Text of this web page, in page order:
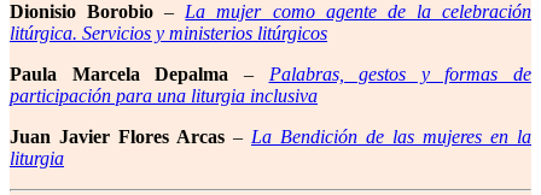
Dionisio Borobio– La mujer como agente de la celebración
litúrgica. Servicios y ministerios litúrgicos
Paula Marcela Depalma – Palabras, gestos y formas de
participación para una liturgia inclusiva
Juan Javier Flores Arcas – La Bendición de las mujeres en la
liturgia